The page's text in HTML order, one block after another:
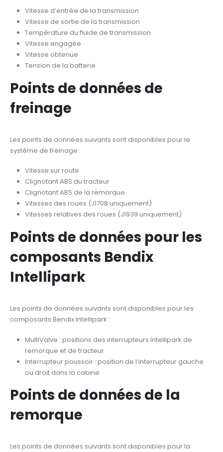
Vitesse d’entrée de la transmission
Vitesse de sortie de la transmission
Température du fluide de transmission
Vitesse engagée
Vitesse obtenue
Tension de la batterie
Points de données de
freinage
Les points de données suivants sont disponibles pour le
système de freinage :
Vitesse sur route
Clignotant ABS du tracteur
Clignotant ABS de la remorque
Vitesses des roues (J1708 uniquement)
Vitesses relatives des roues (J1939 uniquement)
Points de données pour les
composants Bendix
Intellipark
Les points de données suivants sont disponibles pour les
composants Bendix Intellipark :
MultiValve : positions des interrupteurs Intellipark de
remorque et de tracteur
Interrupteur poussoir : position de l’interrupteur gauche
ou droit dans la cabine
Points de données de la
remorque
Les points de données suivants sont disponibles pour la